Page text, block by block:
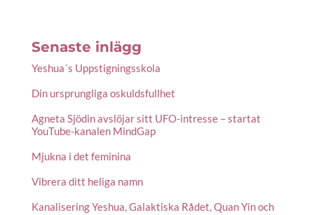
Senaste inlägg
Yeshua´s Uppstigningsskola
Din ursprungliga oskuldsfullhet
Agneta Sjödin avslöjar sitt UFO-intresse – startat
YouTube-kanalen MindGap
Mjukna i det feminina
Vibrera ditt heliga namn
Kanalisering Yeshua, Galaktiska Rådet, Quan Yin och